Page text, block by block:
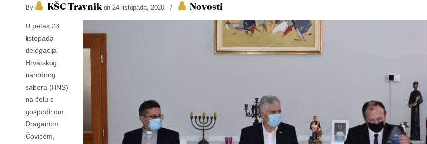
By KŠC Travnikon 24 listopada, 2020 / Novosti
U petak 23.
listopada
delegacija
Hrvatskog
narodnog
sabora (HNS)
na čelu s
gospodinom
Draganom
Čovićem,